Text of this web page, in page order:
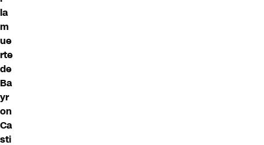
la
m
ue
rte
de
Ba
yr
on
Ca
sti